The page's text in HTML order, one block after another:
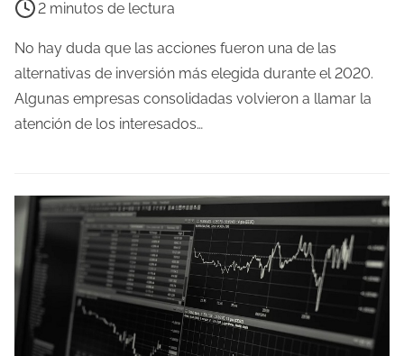
d
a
e
m
p
o
d
e
c
u
d
2 minutos de lectura
No hay duda que las acciones fueron una de las
alternativas de inversión más elegida durante el 2020.
Algunas empresas consolidadas volvieron a llamar la
atención de los interesados…